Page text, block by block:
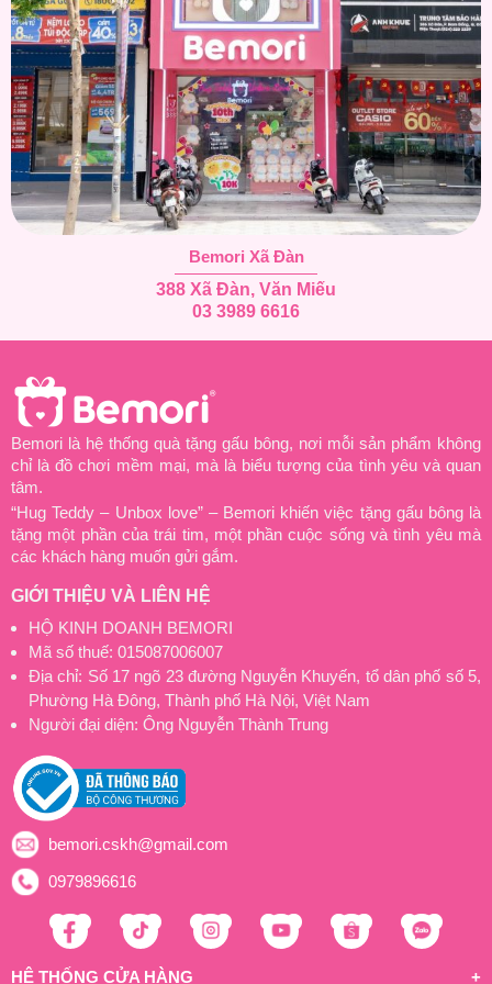
Bemori Xã Đàn
388 Xã Đàn, Văn Miếu
03 3989 6616
Bemori là hệ thống quà tặng gấu bông, nơi mỗi sản phẩm không
chỉ là đồ chơi mềm mại, mà là biểu tượng của tình yêu và quan
tâm.
“Hug Teddy – Unbox love” – Bemori khiến việc tặng gấu bông là
tặng một phần của trái tim, một phần cuộc sống và tình yêu mà
các khách hàng muốn gửi gắm.
GIỚI THIỆU VÀ LIÊN HỆ
HỘ KINH DOANH BEMORI
Mã số thuế: 015087006007
Địa chỉ: Số 17 ngõ 23 đường Nguyễn Khuyến, tổ dân phố số 5,
Phường Hà Đông, Thành phố Hà Nội, Việt Nam
Người đại diện: Ông Nguyễn Thành Trung
bemori.cskh@gmail.com
0979896616
HỆ THỐNG CỬA HÀNG